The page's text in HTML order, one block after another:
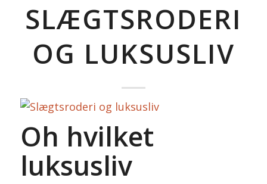
SLÆGTSRODERI
OG LUKSUSLIV
Oh hvilket
luksusliv